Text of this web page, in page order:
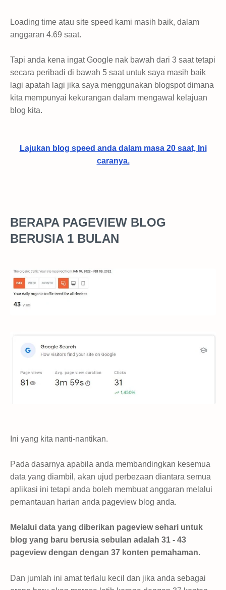
Loading time atau site speed kami masih baik, dalam
anggaran 4.69 saat.
Tapi anda kena ingat Google nak bawah dari 3 saat tetapi
secara peribadi di bawah 5 saat untuk saya masih baik
lagi apatah lagi jika saya menggunakan blogspot dimana
kita mempunyai kekurangan dalam mengawal kelajuan
blog kita.
Lajukan blog speed anda dalam masa 20 saat, Ini
caranya.
BERAPA PAGEVIEW BLOG
BERUSIA 1 BULAN
Ini yang kita nanti-nantikan.
Pada dasarnya apabila anda membandingkan kesemua
data yang diambil, akan ujud perbezaan diantara semua
aplikasi ini tetapi anda boleh membuat anggaran melalui
pemantauan harian anda pageview blog anda.
Melalui data yang diberikan pageview sehari untuk
blog yang baru berusia sebulan adalah 31 - 43
pageview dengan dengan 37 konten pemahaman.
Dan jumlah ini amat terlalu kecil dan jika anda sebagai